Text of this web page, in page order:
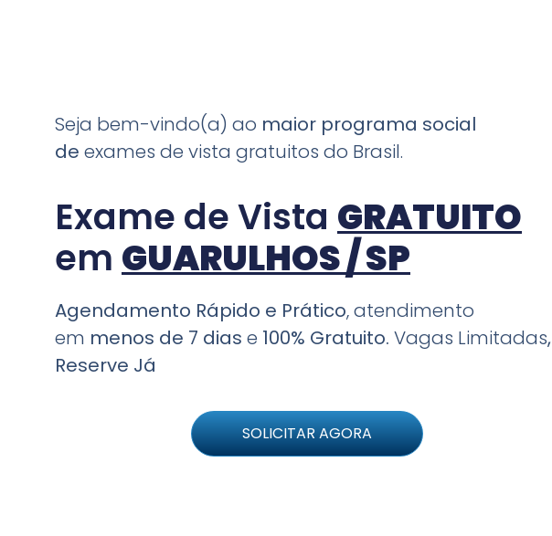
Seja bem-vindo(a) ao maior programa social
de exames de vista gratuitos do Brasil.
Exame de Vista GRATUITO
em GUARULHOS / SP
Agendamento Rápido e Prático, atendimento
em menos de 7 dias e 100% Gratuito. Vagas Limitadas,
Reserve Já
SOLICITAR AGORA